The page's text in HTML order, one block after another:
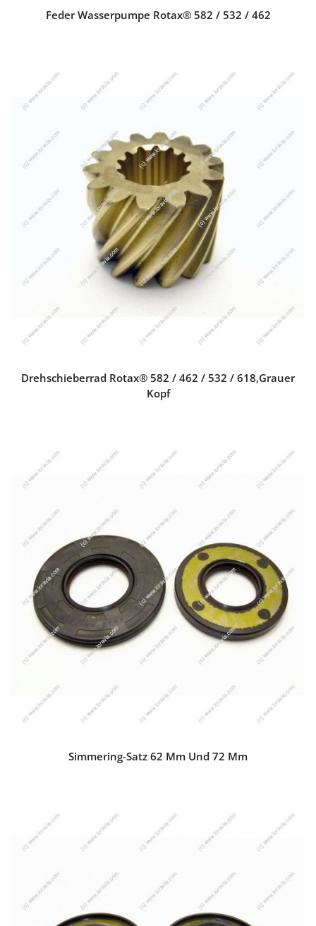
Feder Wasserpumpe Rotax® 582 / 532 / 462
Drehschieberrad Rotax® 582 / 462 / 532 / 618,grauer
Kopf
Simmering-Satz 62 Mm Und 72 Mm